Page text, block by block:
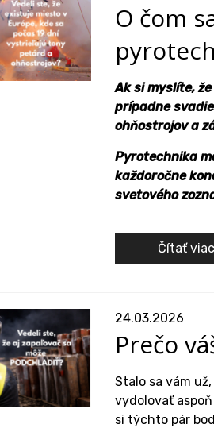
O čom
Ak si myslíte,
prípadne
ohňostrojov a
Pyrotechnika
každoročne
svetového
Čítať viac
24.03.2026
Prečo
Stalo sa vám
vydolovať
si týchto pár